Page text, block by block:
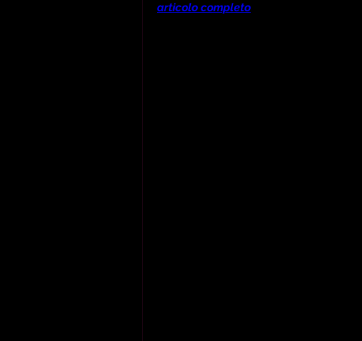
articolo completo